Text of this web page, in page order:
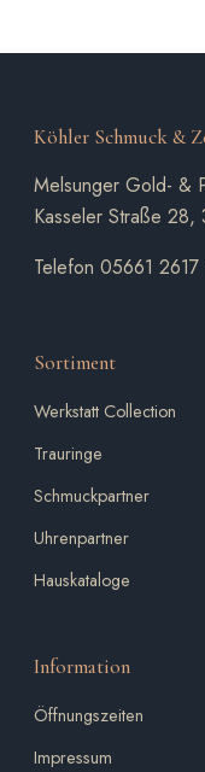
Köhler Schmuck &
Melsunger Gold- &
Kasseler Straße 28,
Telefon 05661 2617
Sortiment
Werkstatt Collection
Trauringe
Schmuckpartner
Uhrenpartner
Hauskataloge
Information
Öffnungszeiten
Impressum